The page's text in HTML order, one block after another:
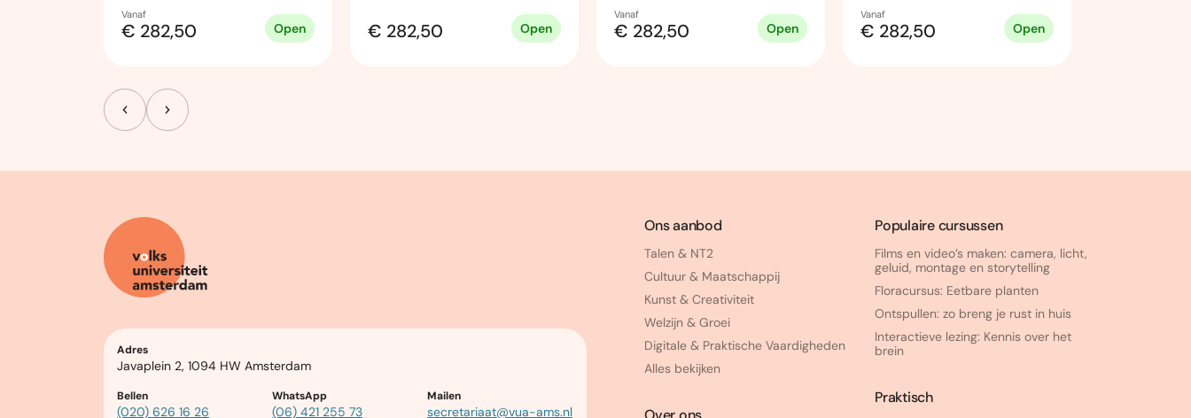
Vanaf
€ 282,50 Open € 282,50 Open
Vanaf
€ 282,50 Open
Vanaf
€ 282,50 Open
Adres
Javaplein 2, 1094 HW Amsterdam
Bellen
(020) 626 16 26
WhatsApp
(06) 421 255 73
Mailen
secretariaat@vua-ams.nl
Ons aanbod
Talen & NT2
Cultuur & Maatschappij
Kunst & Creativiteit
Welzijn & Groei
Digitale & Praktische Vaardigheden
Alles bekijken
Populaire cursussen
Films en video’s maken: camera, licht,
geluid, montage en storytelling
Floracursus: Eetbare planten
Ontspullen: zo breng je rust in huis
Interactieve lezing: Kennis over het
brein
Praktisch